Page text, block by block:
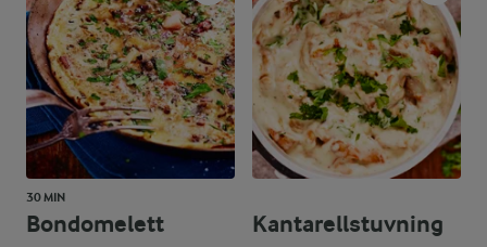
30 MIN
Bondomelett Kantarellstuvning